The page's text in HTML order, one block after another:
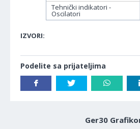
Tehnički indikatori -
Oscilatori
IZVORI:
Podelite sa prijateljima
Ger30